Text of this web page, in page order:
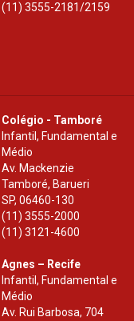
(11) 3555-2181/2159
Colégio - Tamboré
Infantil, Fundamental e
Médio
Av. Mackenzie
Tamboré, Barueri
SP,06460-130
(11) 3555-2000
(11) 3121-4600
Agnes – Recife
Infantil, Fundamental e
Médio
Av. Rui Barbosa, 704